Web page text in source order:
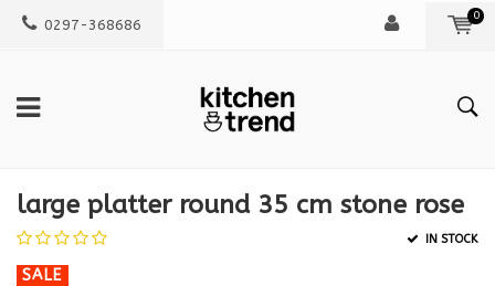
0297-368686
0
large platter round 35 cm stone rose
IN STOCK
SALE